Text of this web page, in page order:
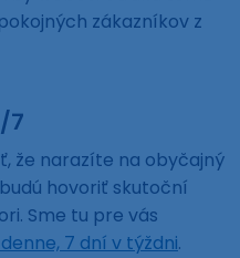
zákazníkov z
7
že narazíte na obyčajný
hovoriť skutoční
Sme tu pre vás
7 dní v týždni.